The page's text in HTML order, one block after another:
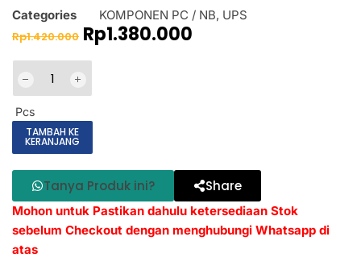
Categories KOMPONEN PC / NB, UPS
Rp1.420.000 Rp1.380.000
Pcs
TAMBAH KE
KERANJANG
Tanya Produk ini? Share
Mohon untuk Pastikan dahulu ketersediaan Stok
sebelum Checkout dengan menghubungi Whatsapp di
atas